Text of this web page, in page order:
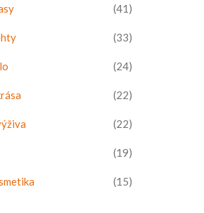
(41)
(33)
(24)
(22)
(22)
(19)
(15)